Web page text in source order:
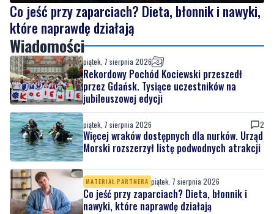
Co jeść przy zaparciach? Dieta, błonnik i nawyki,
które naprawdę działają
Wiadomości
piątek, 7 sierpnia 2026
Rekordowy Pochód Kociewski przeszedł
przez Gdańsk. Tysiące uczestników na
jubileuszowej edycji
piątek, 7 sierpnia 2026 2
Więcej wraków dostępnych dla nurków. Urząd
Morski rozszerzył listę podwodnych atrakcji
MATERIAŁ PARTNERA piątek, 7 sierpnia 2026
Co jeść przy zaparciach? Dieta, błonnik i
nawyki, które naprawdę działają